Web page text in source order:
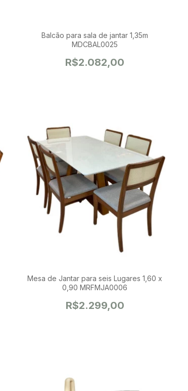
Balcão para sala de jantar 1,35m
MDCBAL0025
R$2.082,00
Mesa de Jantar para seis Lugares 1,60 x
0,90 MRFMJA0006
R$2.299,00